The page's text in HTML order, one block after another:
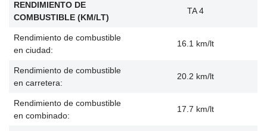
RENDIMIENTO DE
COMBUSTIBLE (KM/LT)
TA 4
Rendimiento de combustible
en ciudad:
16.1 km/lt
Rendimiento de combustible
en carretera:
20.2 km/lt
Rendimiento de combustible
en combinado:
17.7 km/lt